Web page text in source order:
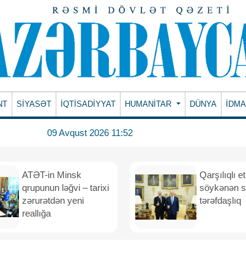
SİYASƏT İQTİSADİYYAT HUMANITAR DÜNYA
09 Avqust 2026 11:52
ATƏT-in Minsk
qrupunun ləğvi – tarixi
zərurətdən yeni
reallığa
Qarşılıqlı
söykənən
tərəfdaşlıq